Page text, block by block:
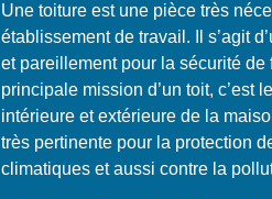
Une toiture est une pièce très
établissement de travail. Il s’agit
et pareillement pour la sécurité
principale mission d’un toit, c’est
intérieure et extérieure de la
très pertinente pour la protection
climatiques et aussi contre la